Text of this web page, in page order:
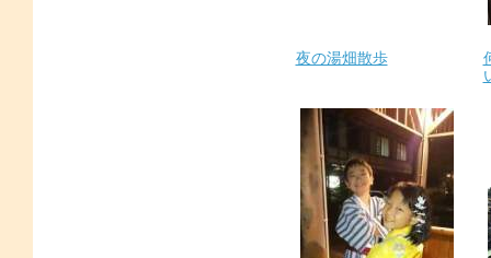
夜の湯畑散歩